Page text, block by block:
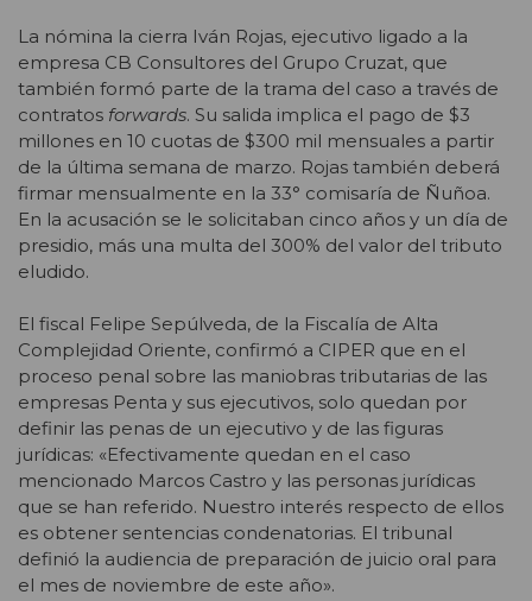
La nómina la cierra Iván Rojas, ejecutivo ligado a la
empresa CB Consultores del Grupo Cruzat, que
también formó parte de la trama del caso a través de
contratos forwards. Su salida implica el pago de $3
millones en 10 cuotas de $300 mil mensuales a partir
de la última semana de marzo. Rojas también deberá
firmar mensualmente en la 33° comisaría de Ñuñoa.
En la acusación se le solicitaban cinco años y un día de
presidio, más una multa del 300% del valor del tributo
eludido.
El fiscal Felipe Sepúlveda, de la Fiscalía de Alta
Complejidad Oriente, confirmó a CIPER que en el
proceso penal sobre las maniobras tributarias de las
empresas Penta y sus ejecutivos, solo quedan por
definir las penas de un ejecutivo y de las figuras
jurídicas: «Efectivamente quedan en el caso
mencionado Marcos Castro y las personas jurídicas
que se han referido. Nuestro interés respecto de ellos
es obtener sentencias condenatorias. El tribunal
definió la audiencia de preparación de juicio oral para
el mes de noviembre de este año».